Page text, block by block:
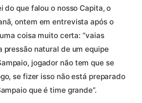
do que falou o nosso Capita, o
ontem em entrevista após o
coisa muito certa: “vaias
pressão natural de um equipe
jogador não tem que se
se fizer isso não está preparado
que é time grande”.